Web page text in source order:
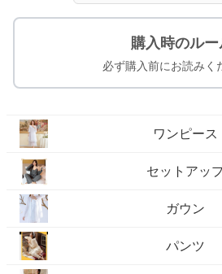
購入時のルー
必ず購入前にお読みく
ワンピース
セットアッ
ガウン
パンツ